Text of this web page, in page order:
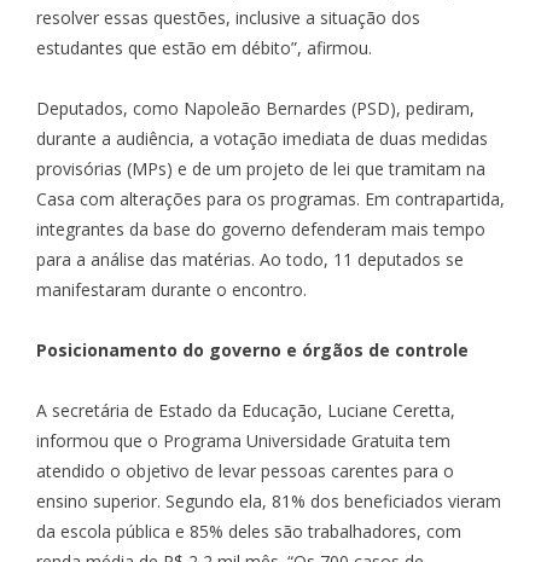
resolver essas questões, inclusive a situação dos
estudantes que estão em débito”, afirmou.
Deputados, como Napoleão Bernardes (PSD), pediram,
durante a audiência, a votação imediata de duas medidas
provisórias (MPs) e de um projeto de lei que tramitam na
Casa com alterações para os programas. Em contrapartida,
integrantes da base do governo defenderam mais tempo
para a análise das matérias. Ao todo, 11 deputados se
manifestaram durante o encontro.
Posicionamento do governo e órgãos de controle
A secretária de Estado da Educação, Luciane Ceretta,
informou que o Programa Universidade Gratuita tem
atendido o objetivo de levar pessoas carentes para o
ensino superior. Segundo ela, 81% dos beneficiados vieram
da escola pública e 85% deles são trabalhadores, com